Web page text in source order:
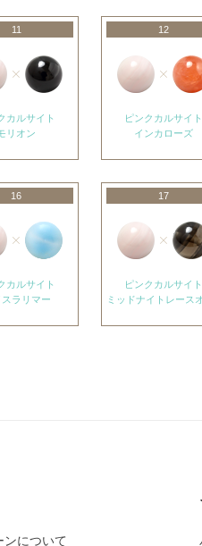
11
カルサイト
リオン
12
ピンクカルサイト
インカローズ
16
カルサイト
スラリマー
17
ピンクカルサイト
ミッドナイトレースオブシディア
について